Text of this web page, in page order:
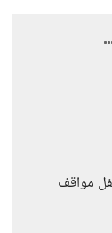
مواقف